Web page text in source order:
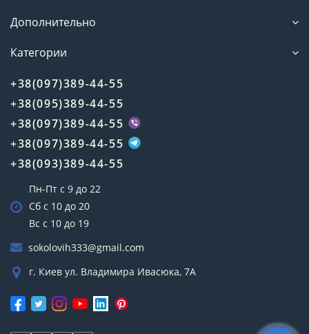
Дополнительно
Категории
+38(097)389-44-55
+38(095)389-44-55
+38(097)389-44-55
+38(097)389-44-55
+38(093)389-44-55
Пн-Пт с 9 до 22
Сб с 10 до 20
Вс с 10 до 19
sokolovih333@gmail.com
г. Киев ул. Владимира Ивасюка, 7А